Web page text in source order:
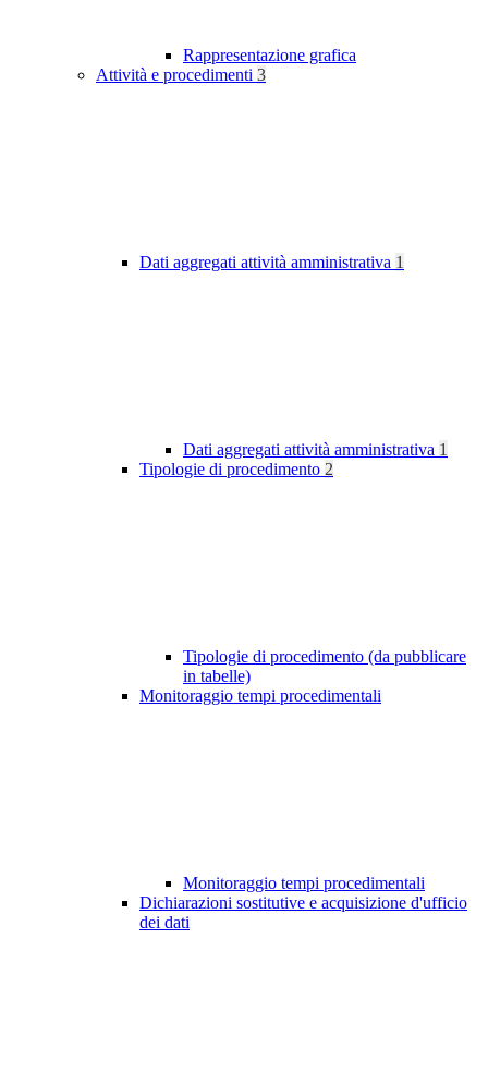
Rappresentazione grafica
Attività e procedimenti 3
Dati aggregati attività amministrativa 1
Dati aggregati attività amministrativa 1
Tipologie di procedimento 2
Tipologie di procedimento (da pubblicare
in tabelle)
Monitoraggio tempi procedimentali
Monitoraggio tempi procedimentali
Dichiarazioni sostitutive e acquisizione d'ufficio
dei dati